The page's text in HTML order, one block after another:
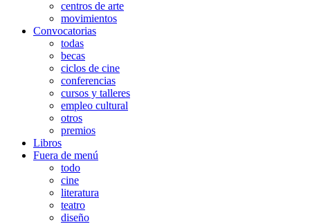
centros de arte
movimientos
Convocatorias
todas
becas
ciclos de cine
conferencias
cursos y talleres
empleo cultural
otros
premios
Libros
Fuera de menú
todo
cine
literatura
teatro
diseño